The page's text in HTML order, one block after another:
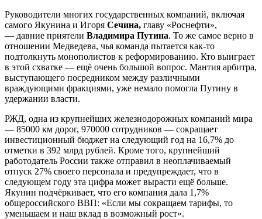
Руководители многих государственных компаний, включая
самого Якунина и Игоря Сечина, главу «Роснефти»,
— давние приятели Владимира Путина. То же самое верно в
отношении Медведева, чья команда пытается как-то
подтолкнуть монополистов к реформированию. Кто выиграет
в этой схватке — ещё очень большой вопрос. Мантия арбитра,
выступающего посредником между различными
враждующими фракциями, уже немало помогла Путину в
удержании власти.
РЖД, одна из крупнейших железнодорожных компаний мира
— 85000 км дорог, 970000 сотрудников — сокращает
инвестиционный бюджет на следующий год на 16,7% до
отметки в 392 млрд рублей. Кроме того, крупнейший
работодатель России также отправил в неоплачиваемый
отпуск 27% своего персонала и предупреждает, что в
следующем году эта цифра может вырасти ещё больше.
Якунин подчёркивает, что его компания дала 1,7%
общероссийского ВВП: «Если мы сокращаем тарифы, то
уменьшаем и наш вклад в возможный рост».